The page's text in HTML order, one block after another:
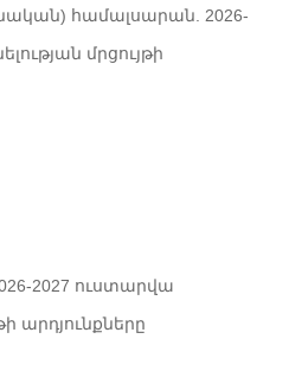
համալսարան. 2026-
մրցույթի
2027 ուստարվա
արդյունքները